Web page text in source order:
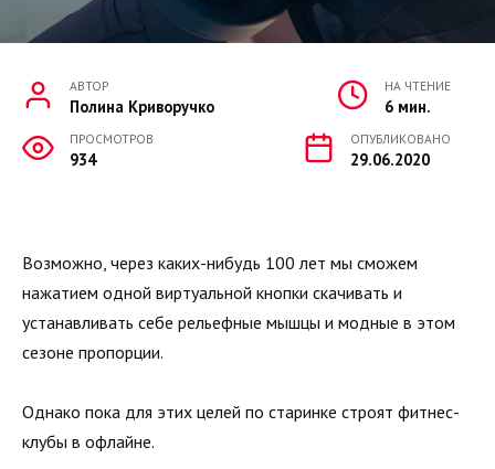
АВТОР
Полина Криворучко
НА ЧТЕНИЕ
6 мин.
ПРОСМОТРОВ
934
ОПУБЛИКОВАНО
29.06.2020
Возможно, через каких-нибудь 100 лет мы сможем
нажатием одной виртуальной кнопки скачивать и
устанавливать себе рельефные мышцы и модные в этом
сезоне пропорции.
Однако пока для этих целей по старинке строят фитнес-
клубы в офлайне.